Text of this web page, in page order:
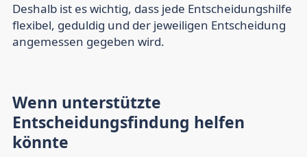
Deshalb ist es wichtig, dass jede Entscheidungshilfe
flexibel, geduldig und der jeweiligen Entscheidung
angemessen gegeben wird.
Wenn unterstützte
Entscheidungsfindung helfen
könnte